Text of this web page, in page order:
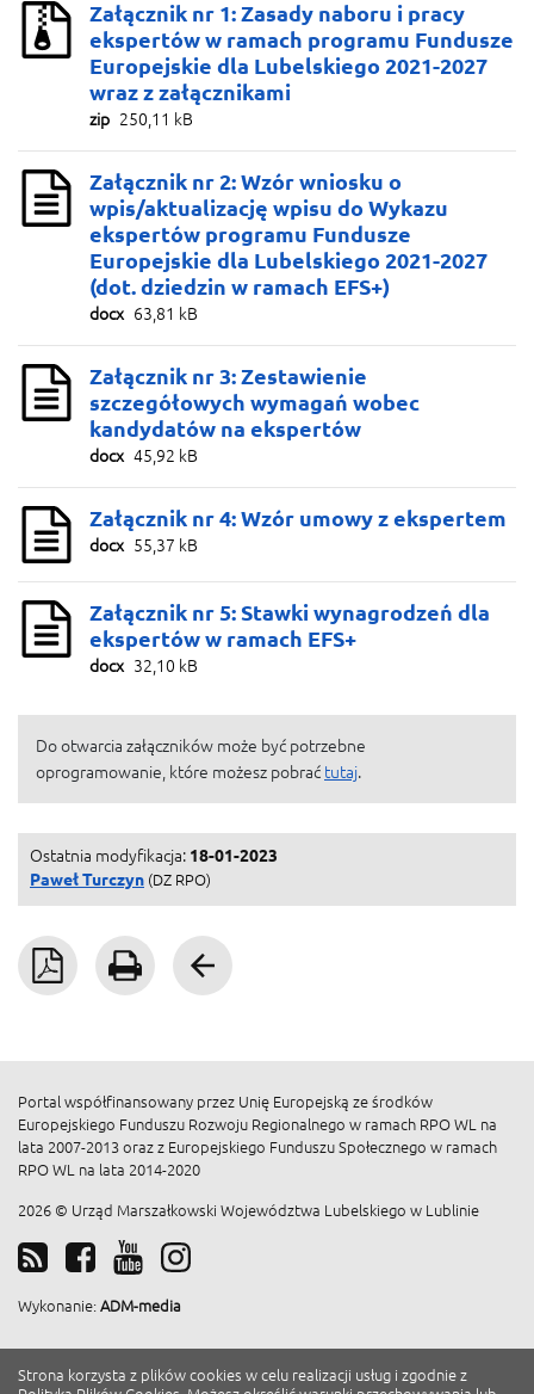
Załącznik nr 1: Zasady naboru i pracy
ekspertów w ramach programu Fundusze
Europejskie dla Lubelskiego 2021-2027
wraz z załącznikami
zip 250,11 kB
Załącznik nr 2: Wzór wniosku o
wpis/aktualizację wpisu do Wykazu
ekspertów programu Fundusze
Europejskie dla Lubelskiego 2021-2027
(dot. dziedzin w ramach EFS+)
docx 63,81 kB
Załącznik nr 3: Zestawienie
szczegółowych wymagań wobec
kandydatów na ekspertów
docx 45,92 kB
Załącznik nr 4: Wzór umowy z ekspertem
docx 55,37 kB
Załącznik nr 5: Stawki wynagrodzeń dla
ekspertów w ramach EFS+
docx 32,10 kB
Do otwarcia załączników może być potrzebne
oprogramowanie, które możesz pobrać tutaj.
Ostatnia modyfikacja: 18-01-2023
Paweł Turczyn (DZ RPO)
Pobierz PDFDrukuj Wróć
Portal współfinansowany przez Unię Europejską ze środków
Europejskiego Funduszu Rozwoju Regionalnego w ramach RPO WL na
lata 2007-2013 oraz z Europejskiego Funduszu Społecznego w ramach
RPO WL na lata 2014-2020
2026 © Urząd Marszałkowski Województwa Lubelskiego w Lublinie
Wykonanie: ADM-media
Strona korzysta z plików cookies w celu realizacji usług i zgodnie z